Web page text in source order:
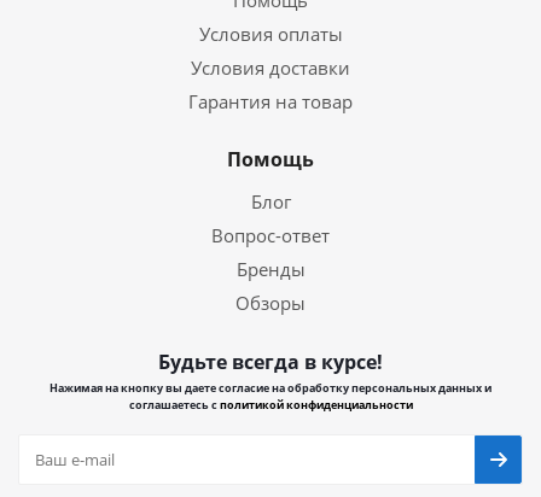
Условия оплаты
Условия доставки
Гарантия на товар
Помощь
Блог
Вопрос-ответ
Бренды
Обзоры
Будьте всегда в курсе!
Нажимая на кнопку вы даете согласие на обработку персональных данных и
соглашаетесь сполитикой конфиденциальности